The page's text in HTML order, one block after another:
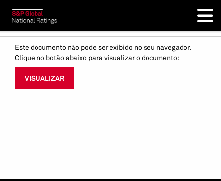
Este documento não pode ser exibido no seu navegador.
Clique no botão abaixo para visualizar o documento:
VISUALIZAR